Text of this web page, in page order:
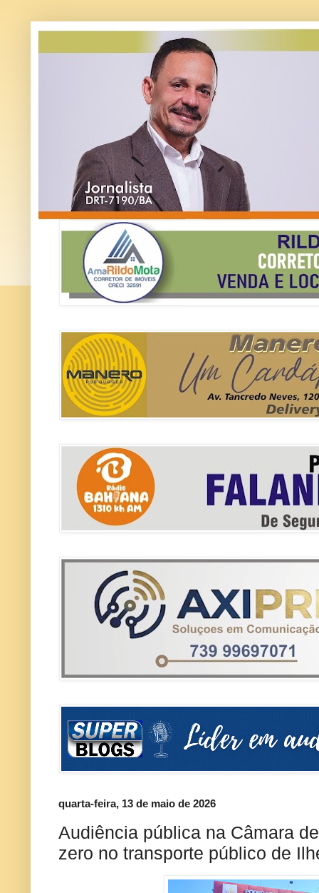
quarta-feira, 13 de maio de 2026
Audiência pública na Câmara
zero no transporte público de